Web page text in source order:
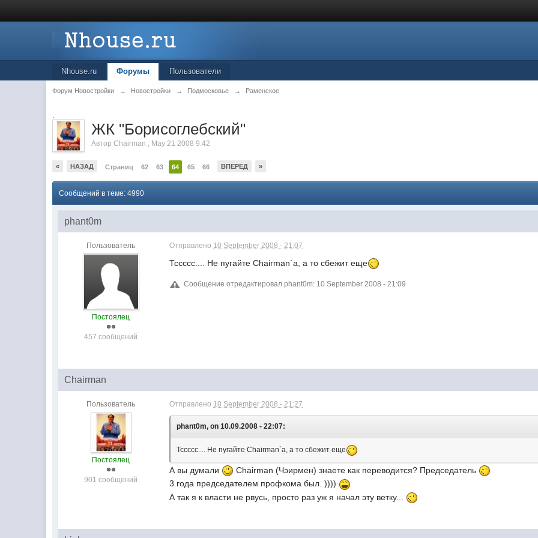
Nhouse.ru Форумы Пользователи
Форум Новостройки → Новостройки → Подмосковье → Раменское
.
ЖК "Борисоглебский"
АвторChairman , May 21 2008 9:42
« НАЗАД Страниц 62 63 64 65 66 ВПЕРЕД »
Сообщений в теме: 4990
phant0m
Пользователь
Постоялец
457 сообщений
Отправлено 10 September 2008 - 21:07
Тссссс.... Не пугайте Chairman`a, а то сбежит еще
Сообщение отредактировал phant0m: 10 September 2008 - 21:09
Chairman
Пользователь
Постоялец
901 сообщений
Отправлено 10 September 2008 - 21:27
phant0m, on 10.09.2008 - 22:07:
Тссссс.... Не пугайте Chairman`a, а то сбежит еще
А вы думали
Chairman (Чэирмен) знаете как переводится? Председатель
3 года председателем профкома был. ))))
А так я к власти не рвусь, просто раз уж я начал эту ветку...